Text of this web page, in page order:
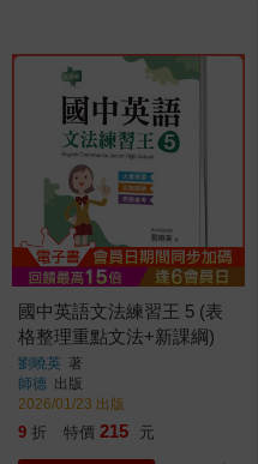
國中英語文法練習王 5 (表
格整理重點文法+新課綱)
劉曉英 著
師德 出版
2026/01/23 出版
9 折 特價 215 元